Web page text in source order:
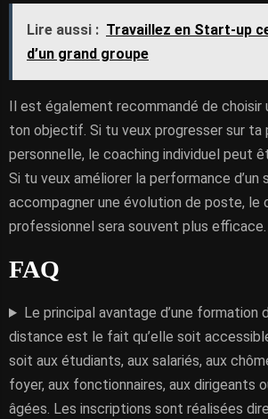
Lire aussi : Travaillez en Start-up
d’un grand groupe
Il est également recommandé de choisir
ton objectif. Si tu veux progresser sur ta
personnelle, le coaching individuel peut
Si tu veux améliorer la performance d’un
accompagner une évolution de poste, le
professionnel sera souvent plus efficace.
FAQ
Le principal avantage d’une formation
distance est le fait qu’elle soit
soit aux étudiants, aux salariés, aux
foyer, aux fonctionnaires, aux dirigeants
âgées. Les inscriptions sont réalisées